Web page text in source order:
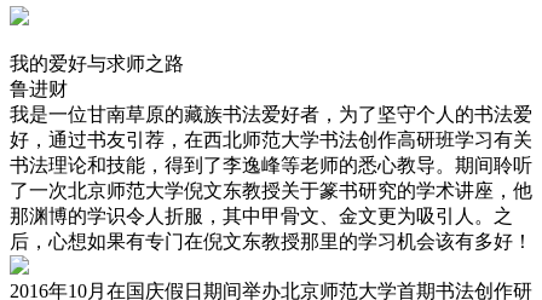
我的爱好与求师之路
鲁进财
我是一位甘南草原的藏族书法爱好者，为了坚守个人的书法爱
好，通过书友引荐，在西北师范大学书法创作高研班学习有关
书法理论和技能，得到了李逸峰等老师的悉心教导。期间聆听
了一次北京师范大学倪文东教授关于篆书研究的学术讲座，他
那渊博的学识令人折服，其中甲骨文、金文更为吸引人。之
后，心想如果有专门在倪文东教授那里的学习机会该有多好！
2016年10月在国庆假日期间举办北京师范大学首期书法创作研